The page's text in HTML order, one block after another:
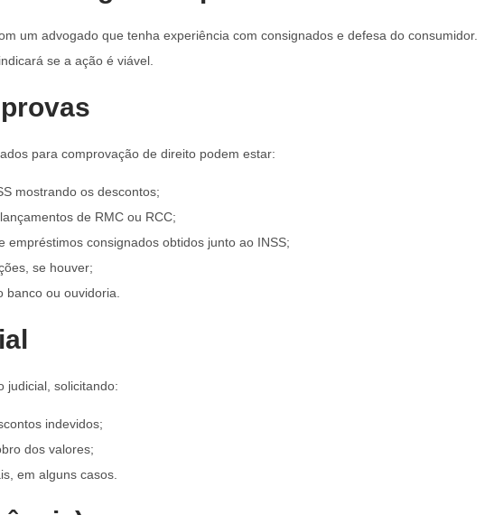
um advogado que tenha experiência com consignados e defesa do consumidor.
se a ação é viável.
para comprovação de direito podem estar:
mostrando os descontos;
de RMC ou RCC;
empréstimos consignados obtidos junto ao INSS;
se houver;
banco ou ouvidoria.
judicial, solicitando:
indevidos;
dos valores;
em alguns casos.